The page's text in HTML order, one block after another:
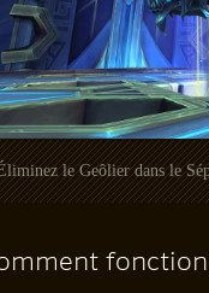
le Geôlier dans le